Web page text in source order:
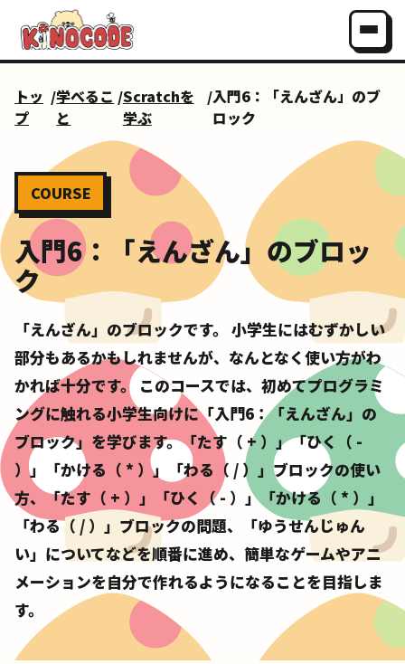
トッ
プ
/学べるこ
と
/Scratchを
学ぶ
/入門6：「えんざん」のブ
ロック
COURSE
入門6：「えんざん」のブロッ
ク
「えんざん」のブロックです。 小学生にはむずかしい
部分もあるかもしれませんが、なんとなく使い方がわ
かれば十分です。 このコースでは、初めてプログラミ
ングに触れる小学生向けに「入門6：「えんざん」の
ブロック」を学びます。「たす（ + ）」「ひく（ -
）」「かける（ * ）」「わる（ / ）」ブロックの使い
方、「たす（ + ）」「ひく（ - ）」「かける（ * ）」
「わる（ / ）」ブロックの問題、「ゆうせんじゅん
い」についてなどを順番に進め、簡単なゲームやアニ
メーションを自分で作れるようになることを目指しま
す。